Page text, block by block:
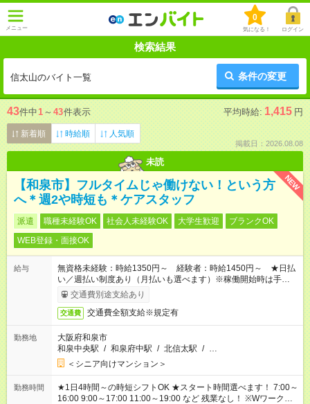
メニュー
0
気になる！ ログイン
検索結果
信太山のバイト一覧 条件の変更
43件中1 ～ 43件表示 平均時給: 1,415 円
新着順 時給順 人気順
掲載日：2026.08.08
未読
NEW
【和泉市】フルタイムじゃ働けない！という方
へ＊週2や時短も＊ケアスタッフ
派遣 職種未経験OK 社会人未経験OK 大学生歓迎
ブランクOK
WEB登録・面接OK
給与
無資格未経験：時給1350円～ 経験者：時給1450円～ ★日払
い／週払い制度あり（月払いも選べます）※稼働開始時は手続き
完了次第のお支払いとなります。
交通費別途支給あり
交通費 交通費全額支給※規定有
勤務地
大阪府和泉市
和泉中央駅 / 和泉府中駅 / 北信太駅 / …
＜シニア向けマンション＞
勤務時間
★1日4時間～の時短シフトOK ★スタート時間選べます！ 7:00～
16:00 9:00～17:00 11:00～19:00 など 残業なし！ ※Wワークの